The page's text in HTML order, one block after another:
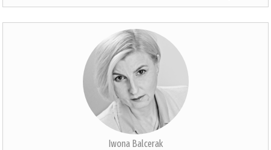
Iwona Balcerak